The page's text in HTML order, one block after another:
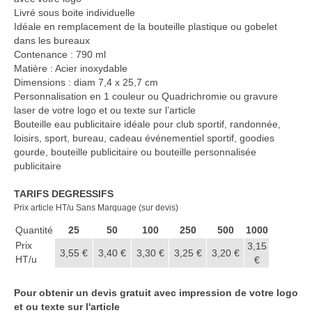
Casquette publicitaire
Carnet personnalisé Notes
Repositionnable
Notes repositionnables
Bloc–notes Personnalisé
Carnet A5 Personnalisé
Carnet A6 personnalisé
Chapeau publicitaire
Éventail personnalisé
Haut-parleur Bluetooth
Livré sous boite individuelle
Idéale en remplacement de la bouteille plastique ou gobelet
dans les bureaux
Contenance : 790 ml
Matière : Acier inoxydable
Dimensions : diam 7,4 x 25,7 cm
Personnalisation en 1 couleur ou Quadrichromie ou gravure
laser de votre logo et ou texte sur l’article
Bouteille eau publicitaire idéale pour club sportif, randonnée,
loisirs, sport, bureau, cadeau événementiel sportif, goodies
gourde, bouteille publicitaire ou bouteille personnalisée
publicitaire
TARIFS DEGRESSIFS
Prix article HT/u Sans Marquage (sur devis)
Quantité 25 50 100 250 500
1000
Prix
HT/u
3,55 € 3,40 € 3,30 € 3,25 € 3,20 €
3,15
€
Pour obtenir un devis gratuit avec impression de votre logo
et ou texte sur l'article